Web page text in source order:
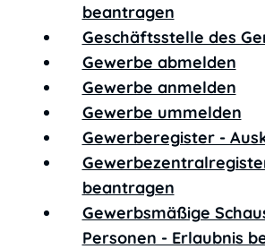
beantragen
Geschäftsstelle des
Gewerbe abmelden
Gewerbe anmelden
Gewerbe ummelden
Gewerberegister -
beantragen
Gewerbsmäßige
Personen - Erlaubnis